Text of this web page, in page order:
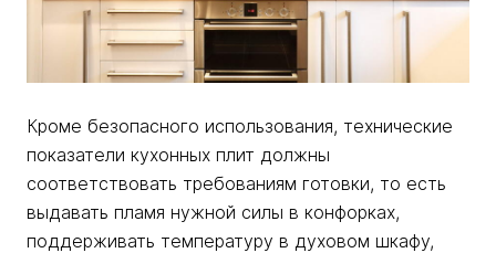
Кроме безопасного использования, технические
показатели кухонных плит должны
соответствовать требованиям готовки, то есть
выдавать пламя нужной силы в конфорках,
поддерживать температуру в духовом шкафу,